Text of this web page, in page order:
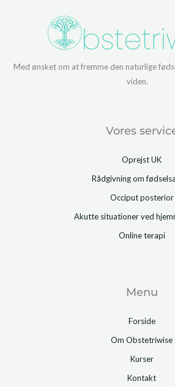
Med ønsket om at fremme den naturlige
viden.
Vores
Oprejst UK
Rådgivning om
Occiput posterior
Akutte situationer ved
Online terapi
Menu
Forside
Om Obstetriwise
Kurser
Kontakt